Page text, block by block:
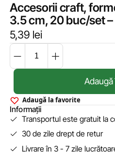
Accesorii craft,
3.5 cm, 20 buc/set
5,39 lei
Adaugă
Adaugă la favorite
Informații
Transportul este gratuit la
30 de zile drept de retur
Livrare în 3 - 7 zile